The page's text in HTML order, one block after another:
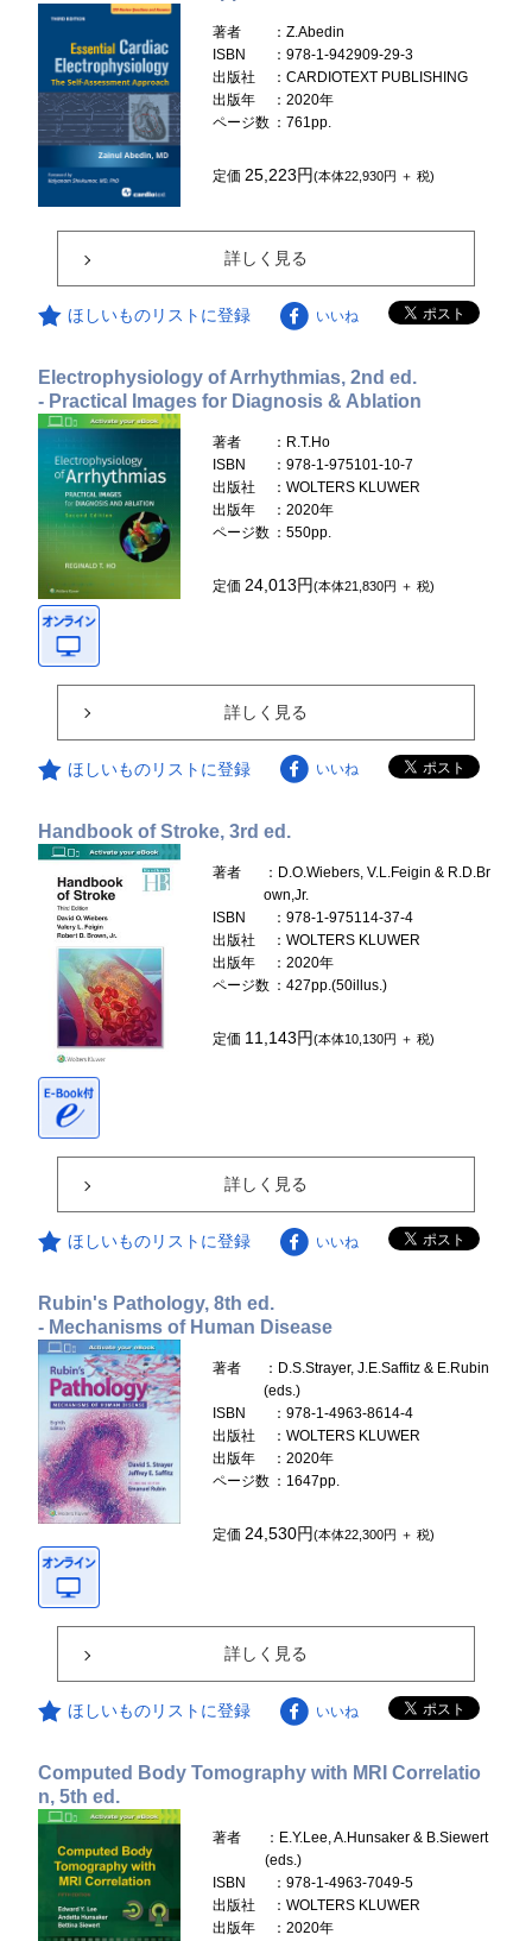
著者
：Z.Abedin
ISBN
：978-1-942909-29-3
出版社
：CARDIOTEXT PUBLISHING
出版年
：2020年
ページ数 ：761pp.
定価 25,223円(本体22,930円 ＋ 税)
詳しく見る
ほしいものリストに登録 いいね
Electrophysiology of Arrhythmias, 2nd ed.
- Practical Images for Diagnosis & Ablation
著者
：R.T.Ho
ISBN
：978-1-975101-10-7
出版社
：WOLTERS KLUWER
出版年
：2020年
ページ数 ：550pp.
定価24,013円(本体21,830円 ＋ 税)
詳しく見る
ほしいものリストに登録 いいね
Handbook of Stroke, 3rd ed.
著者
：D.O.Wiebers, V.L.Feigin & R.D.Br
own,Jr.
ISBN
：978-1-975114-37-4
出版社
：WOLTERS KLUWER
出版年
：2020年
ページ数 ：427pp.(50illus.)
定価 11,143円(本体10,130円 ＋ 税)
詳しく見る
ほしいものリストに登録 いいね
Rubin's Pathology, 8th ed.
- Mechanisms of Human Disease
著者
：D.S.Strayer, J.E.Saffitz & E.Rubin
(eds.)
ISBN
：978-1-4963-8614-4
出版社
：WOLTERS KLUWER
出版年
：2020年
ページ数 ：1647pp.
定価24,530円(本体22,300円 ＋ 税)
詳しく見る
ほしいものリストに登録 いいね
Computed Body Tomography with MRI Correlatio
n, 5th ed.
著者
：E.Y.Lee, A.Hunsaker & B.Siewert
(eds.)
ISBN
：978-1-4963-7049-5
出版社
：WOLTERS KLUWER
出版年
：2020年